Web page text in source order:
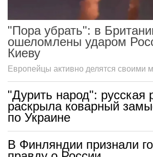
"Пора убрать": в
ошеломлены ударом
Киеву
Европейцы активно делятся своими
"Дурить народ": русская
раскрыла коварный
по Украине
В Финляндии признали